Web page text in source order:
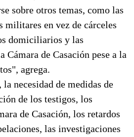
sobre otros temas, como las
militares en vez de cárceles
domiciliarios y las
Cámara de Casación pese a la
agrega.
necesidad de medidas de
de los testigos, los
de Casación, los retardos
las investigaciones